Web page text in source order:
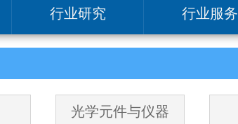
行业研究 行业服务
光学元件与仪器